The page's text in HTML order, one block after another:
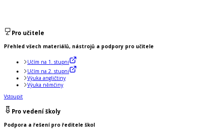
Pro učitele
Přehled všech materiálů, nástrojů a podpory pro učitele
Učím na 1. stupni
Učím na 2. stupni
Výuka angličtiny
Výuka němčiny
Vstoupit
Pro vedení školy
Podpora a řešení pro ředitele škol